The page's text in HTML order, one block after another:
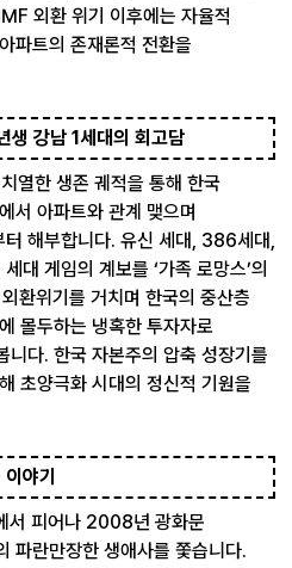
외환 위기 이후에는 자율적
파트의 존재론적 전환을
생 강남 1세대의 회고담
열한 생존 궤적을 통해 한국
서 아파트와 관계 맺으며
터 해부합니다. 유신 세대, 386세대,
대 게임의 계보를 ‘가족 로망스’의
환위기를 거치며 한국의 중산층
몰두하는 냉혹한 투자자로
니다. 한국 자본주의 압축 성장기를
초양극화 시대의 정신적 기원을
야기
서 피어나 2008년 광화문
파란만장한 생애사를 쫓습니다.